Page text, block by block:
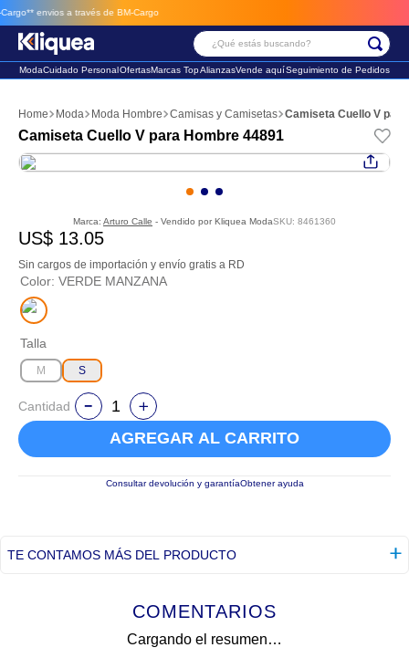
envios a través de BM-Cargo
¿Qué estás buscando?
ModaCuidado PersonalOfertasMarcas TopAlianzasVende aquíSeguimiento de Pedidos
Moda Moda Hombre Camisas y Camisetas Camiseta Cuello V
Camiseta Cuello V para Hombre 44891
Marca: Arturo Calle - Vendido por Kliquea ModaSKU: 8461360
US$ 13.05
Sin cargos de importación y envío gratis a RD
Color: VERDE MANZANA
Talla
M S
Cantidad
AGREGAR AL CARRITO
Consultar devolución y garantíaObtener ayuda
TE CONTAMOS MÁS DEL PRODUCTO
COMENTARIOS
Cargando el resumen…
2. sandalia